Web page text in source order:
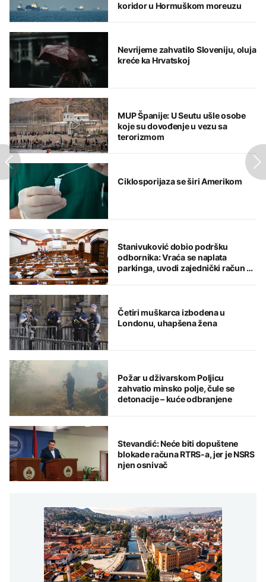
koridor u Hormuškom moreuzu
Nevrijeme zahvatilo Sloveniju, oluja
kreće ka Hrvatskoj
MUP Španije: U Seutu ušle osobe
koje su dovođenje u vezu sa
terorizmom
Ciklosporijaza se širi Amerikom
Stanivuković dobio podršku
odbornika: Vraća se naplata
parkinga, uvodi zajednički račun za
Četiri muškarca izbodena u
Londonu, uhapšena žena
Požar u dživarskom Poljicu
zahvatio minsko polje, čule se
detonacije – kuće odbranjene
Stevandić: Neće biti dopuštene
blokade računa RTRS-a, jer je NSRS
njen osnivač